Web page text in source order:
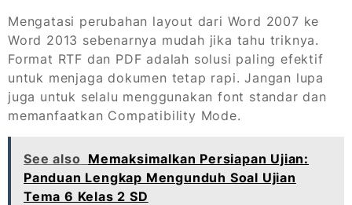
Mengatasi perubahan layout dari Word 2007 ke
Word 2013 sebenarnya mudah jika tahu triknya.
Format RTF dan PDF adalah solusi paling efektif
untuk menjaga dokumen tetap rapi. Jangan lupa
juga untuk selalu menggunakan font standar dan
memanfaatkan Compatibility Mode.
See also Memaksimalkan Persiapan Ujian:
Panduan Lengkap Mengunduh Soal Ujian
Tema 6 Kelas 2 SD